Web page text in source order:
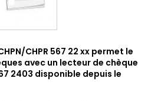
CHPR 567 22 xx permet le
avec un lecteur de chèque
2403 disponible depuis le